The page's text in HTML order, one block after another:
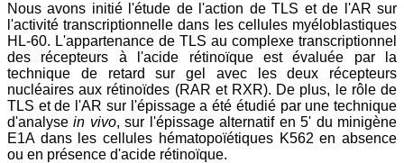
Nous avons initié l'étude de l'action de TLS et de l'AR sur
l'activité transcriptionnelle dans les cellules myéloblastiques
HL-60. L'appartenance de TLS au complexe transcriptionnel
des récepteurs à l'acide rétinoïque est évaluée par la
technique de retard sur gel avec les deux récepteurs
nucléaires aux rétinoïdes (RAR et RXR). De plus, le rôle de
TLS et de l'AR sur l'épissage a été étudié par une technique
d'analysein vivo, sur l'épissage alternatif en 5' du minigène
E1A dans les cellules hématopoïétiques K562 en absence
ou en présence d'acide rétinoïque.